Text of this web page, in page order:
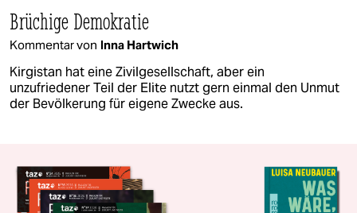
Brüchige Demokratie
Kommentar von Inna Hartwich
Kirgistan hat eine Zivilgesellschaft, aber ein
unzufriedener Teil der Elite nutzt gern einmal den Unmut
der Bevölkerung für eigene Zwecke aus.